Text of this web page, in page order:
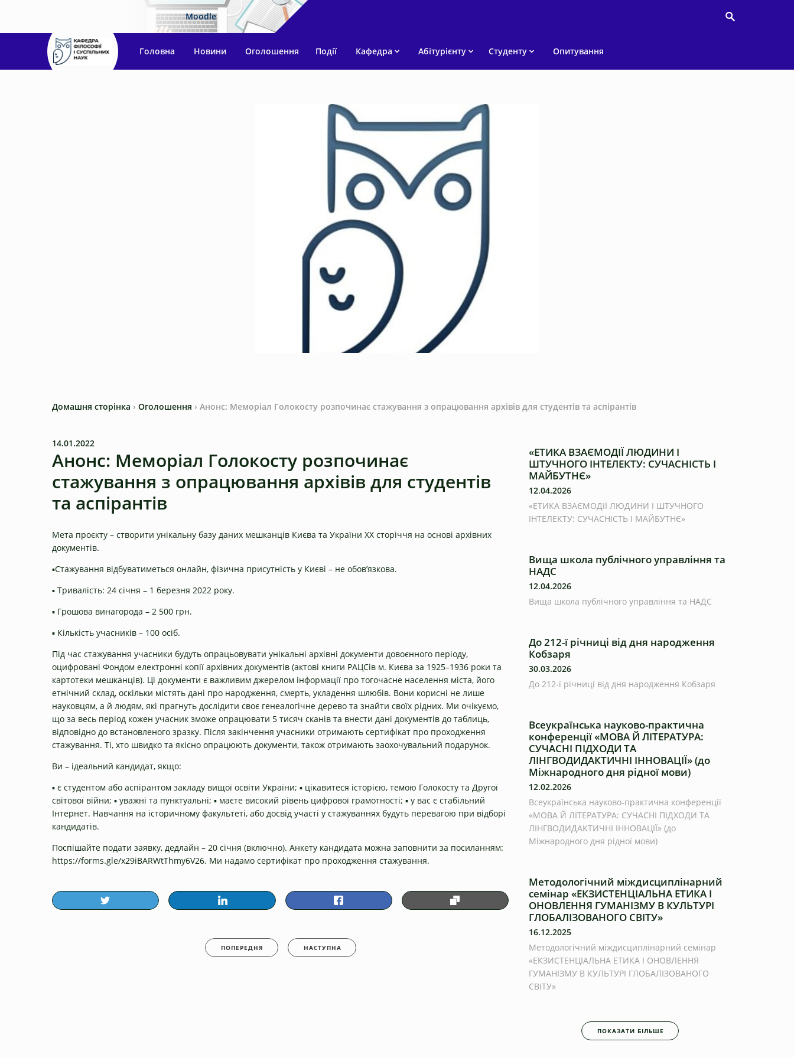
Moodle
Головна Новини Оголошення Події Кафедра Абітурієнту Студенту Опитування
Домашня сторінка › Оголошення › Анонс: Меморіал Голокосту розпочинає стажування з опрацювання архівів для студентів та аспірантів
14.01.2022
Анонс: Меморіал Голокосту розпочинає
стажування з опрацювання архівів для студентів
та аспірантів
Мета проєкту – створити унікальну базу даних мешканців Києва та України ХХ сторіччя на основі архівних
документів.
▪️Стажування відбуватиметься онлайн, фізична присутність у Києві – не обов’язкова.
▪️ Тривалість: 24 січня – 1 березня 2022 року.
▪️ Грошова винагорода – 2 500 грн.
▪️ Кількість учасників – 100 осіб.
Під час стажування учасники будуть опрацьовувати унікальні архівні документи довоєнного періоду,
оцифровані Фондом електронні копії архівних документів (актові книги РАЦСів м. Києва за 1925–1936 роки та
картотеки мешканців). Ці документи є важливим джерелом інформації про тогочасне населення міста, його
етнічний склад, оскільки містять дані про народження, смерть, укладення шлюбів. Вони корисні не лише
науковцям, а й людям, які прагнуть дослідити своє генеалогічне дерево та знайти своїх рідних. Ми очікуємо,
що за весь період кожен учасник зможе опрацювати 5 тисяч сканів та внести дані документів до таблиць,
відповідно до встановленого зразку. Після закінчення учасники отримають сертифікат про проходження
стажування. Ті, хто швидко та якісно опрацюють документи, також отримають заохочувальний подарунок.
Ви – ідеальний кандидат, якщо:
▪️ є студентом або аспірантом закладу вищої освіти України; ▪️ цікавитеся історією, темою Голокосту та Другої
світової війни; ▪️ уважні та пунктуальні; ▪️ маєте високий рівень цифрової грамотності; ▪️ у вас є стабільний
Інтернет. Навчання на історичному факультеті, або досвід участі у стажуваннях будуть перевагою при відборі
кандидатів.
Поспішайте подати заявку, дедлайн – 20 січня (включно). Анкету кандидата можна заповнити за посиланням:
https://forms.gle/x29iBARWtThmy6V26. Ми надамо сертифікат про проходження стажування.
ПОПЕРЕДНЯ НАСТУПНА
«ЕТИКА ВЗАЄМОДІЇ ЛЮДИНИ І
ШТУЧНОГО ІНТЕЛЕКТУ: СУЧАСНІСТЬ І
МАЙБУТНЄ»
12.04.2026
«ЕТИКА ВЗАЄМОДІЇ ЛЮДИНИ І ШТУЧНОГО
ІНТЕЛЕКТУ: СУЧАСНІСТЬ І МАЙБУТНЄ»
Вища школа публічного управління та
НАДС
12.04.2026
Вища школа публічного управління та НАДС
До 212-ї річниці від дня народження
Кобзаря
30.03.2026
До 212-ї річниці від дня народження Кобзаря
Всеукраїнська науково-практична
конференції «МОВА Й ЛІТЕРАТУРА:
СУЧАСНІ ПІДХОДИ ТА
ЛІНГВОДИДАКТИЧНІ ІННОВАЦІЇ» (до
Міжнародного дня рідної мови)
12.02.2026
Всеукраїнська науково-практична конференції
«МОВА Й ЛІТЕРАТУРА: СУЧАСНІ ПІДХОДИ ТА
ЛІНГВОДИДАКТИЧНІ ІННОВАЦІЇ» (до
Міжнародного дня рідної мови)
Методологічний міждисциплінарний
семінар «ЕКЗИСТЕНЦІАЛЬНА ЕТИКА І
ОНОВЛЕННЯ ГУМАНІЗМУ В КУЛЬТУРІ
ГЛОБАЛІЗОВАНОГО СВІТУ»
16.12.2025
Методологічний міждисциплінарний семінар
«ЕКЗИСТЕНЦІАЛЬНА ЕТИКА І ОНОВЛЕННЯ
ГУМАНІЗМУ В КУЛЬТУРІ ГЛОБАЛІЗОВАНОГО
СВІТУ»
ПОКАЗАТИ БІЛЬШЕ